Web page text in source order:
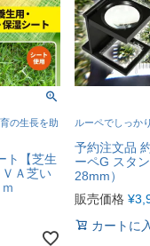
の生長を助
ト【芝生
Ａ芝い
ルーペでしっか
予約注文品
ーペG スタ
28mm）
販売価格 ¥
カートに